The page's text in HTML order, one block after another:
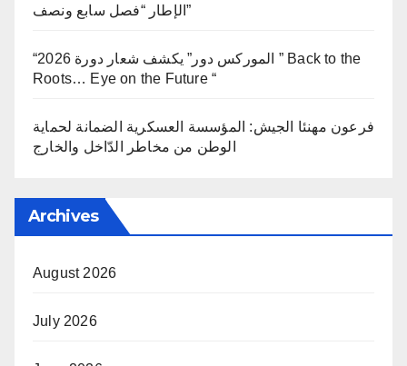
الإطار “فصل سابع ونصف”
“الموركس دور” يكشف شعار دورة 2026 ” Back to the
Roots… Eye on the Future “
فرعون مهنئا الجيش: المؤسسة العسكرية الضمانة لحماية
الوطن من مخاطر الدّاخل والخارج
Archives
August 2026
July 2026